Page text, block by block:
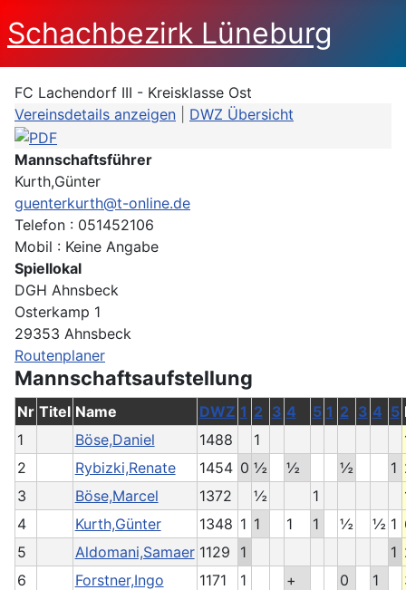
Schachbezirk Lüneburg
FC Lachendorf III - Kreisklasse Ost
Vereinsdetails anzeigen
DWZ Übersicht
Mannschaftsführer
Kurth,Günter
guenterkurth@t-online.de
Telefon : 051452106
Mobil : Keine Angabe
Spiellokal
DGH Ahnsbeck
Osterkamp 1
29353 Ahnsbeck
Routenplaner
Mannschaftsaufstellung
Nr Titel Name DWZ 1 2 3 4 5 1 2 3 4 5
1
Böse,Daniel 1488 1
2
Rybizki,Renate 1454 0 ½ ½ ½ 1
3
Böse,Marcel 1372 ½ 1
4
Kurth,Günter 1348 1 1 1 1 ½ ½ 1
5
Aldomani,Samaer 1129 1 1
6
Forstner,Ingo 1171 1 + 0 1